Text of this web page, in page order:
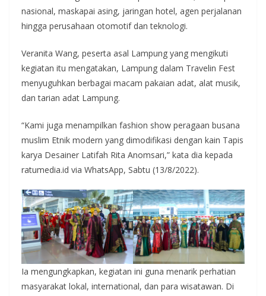
nasional, maskapai asing, jaringan hotel, agen perjalanan
hingga perusahaan otomotif dan teknologi.
Veranita Wang, peserta asal Lampung yang mengikuti
kegiatan itu mengatakan, Lampung dalam Travelin Fest
menyuguhkan berbagai macam pakaian adat, alat musik,
dan tarian adat Lampung.
“Kami juga menampilkan fashion show peragaan busana
muslim Etnik modern yang dimodifikasi dengan kain Tapis
karya Desainer Latifah Rita Anomsari,” kata dia kepada
ratumedia.id via WhatsApp, Sabtu (13/8/2022).
Ia mengungkapkan, kegiatan ini guna menarik perhatian
masyarakat lokal, international, dan para wisatawan. Di